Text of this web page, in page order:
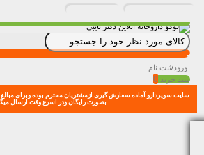
ورود/ثبت نام
سبد خرید 0
سایت سوپردارو آماده سفارش گیری ازمشتریان محترم بوده وبرای مبالغ
بصورت رایگان ودر اسرع وقت ارسال